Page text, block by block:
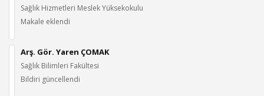
Sağlık Hizmetleri Meslek Yüksekokulu
Makale eklendi
Arş. Gör. Yaren ÇOMAK
Sağlık Bilimleri Fakültesi
Bildiri güncellendi